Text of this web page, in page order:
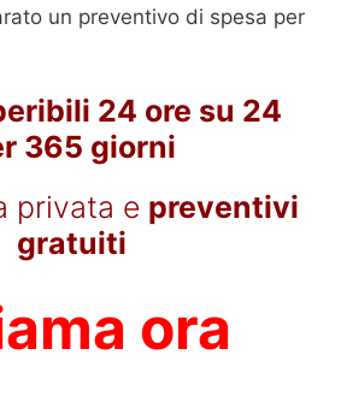
un preventivo di spesa per
24 ore su 24
365 giorni
privata e preventivi
gratuiti
ora